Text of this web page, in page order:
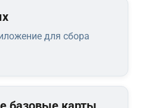
для сбора